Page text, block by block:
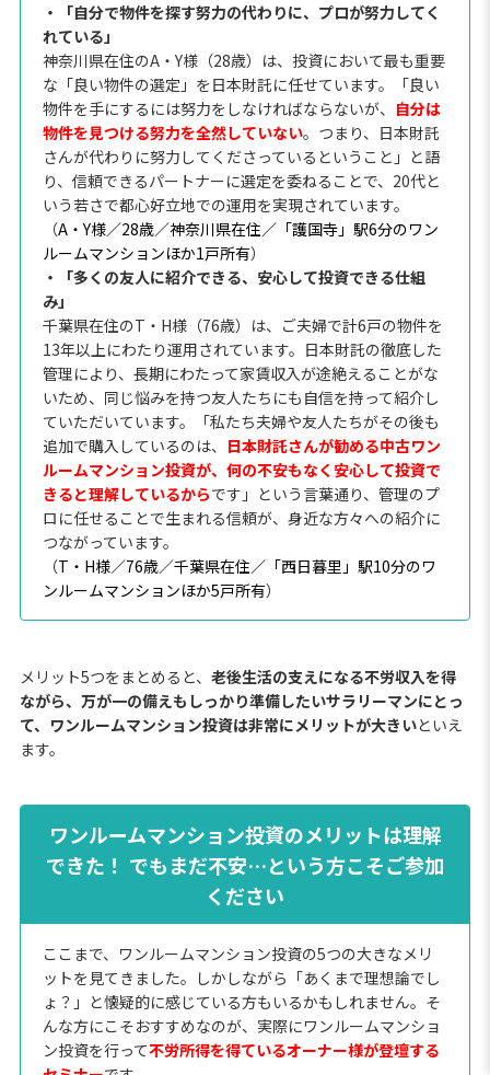
・「自分で物件を探す努力の代わりに、プロが努力してく
れている」
神奈川県在住のA・Y様（28歳）は、投資において最も重要
な「良い物件の選定」を日本財託に任せています。「良い
物件を手にするには努力をしなければならないが、 自分は
物件を見つける努力を全然していない。つまり、日本財託
さんが代わりに努力してくださっているということ」と語
り、信頼できるパートナーに選定を委ねることで、20代と
いう若さで都心好立地での運用を実現されています。
（A・Y様／28歳／神奈川県在住／「護国寺」駅6分のワン
ルームマンションほか1戸所有）
・「多くの友人に紹介できる、安心して投資できる仕組
み」
千葉県在住のT・H様（76歳）は、ご夫婦で計6戸の物件を
13年以上にわたり運用されています。日本財託の徹底した
管理により、長期にわたって家賃収入が途絶えることがな
いため、同じ悩みを持つ友人たちにも自信を持って紹介し
ていただいています。「私たち夫婦や友人たちがその後も
追加で購入しているのは、 日本財託さんが勧める中古ワン
ルームマンション投資が、何の不安もなく安心して投資で
きると理解しているからです」という言葉通り、管理のプ
ロに任せることで生まれる信頼が、身近な方々への紹介に
つながっています。
（T・H様／76歳／千葉県在住／「西日暮里」駅10分のワ
ンルームマンションほか5戸所有）
メリット5つをまとめると、 老後生活の支えになる不労収入を得
ながら、万が一の備えもしっかり準備したいサラリーマンにとっ
て、ワンルームマンション投資は非常にメリットが大きいといえ
ます。
ワンルームマンション投資のメリットは理解
できた！ でもまだ不安…という方こそご参加
ください
ここまで、ワンルームマンション投資の5つの大きなメリ
ットを見てきました。しかしながら「あくまで理想論でし
ょ？」と懐疑的に感じている方もいるかもしれません。そ
んな方にこそおすすめなのが、実際にワンルームマンショ
ン投資を行って不労所得を得ているオーナー様が登壇する